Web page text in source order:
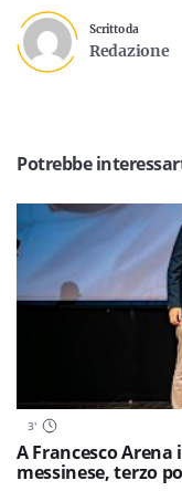
Scritto da
Redazione
Potrebbe
3'
A Francesco
messinese, terzo